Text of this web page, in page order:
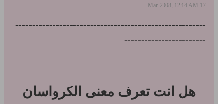
17-Mar-2008, 12:14 AM
--------------------------------------------------------
------------------------
هل انت تعرف معنى الكرواسان